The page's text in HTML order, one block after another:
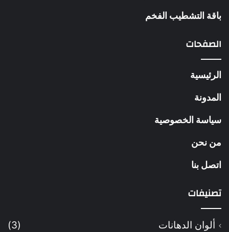
باقة التشطيب الفخم
الصفحات
الرئيسية
المدونة
سياسة الخصوصية
من نحن
اتصل بنا
تصنيفات
ألوان الدهانات
(3)